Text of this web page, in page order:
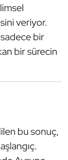
veriyor.
sadece bir
bir sürecin
bu sonuç,